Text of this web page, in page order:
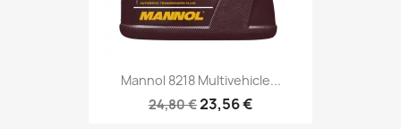
Mannol 8218 Multivehicle...
24,80 €23,56 €